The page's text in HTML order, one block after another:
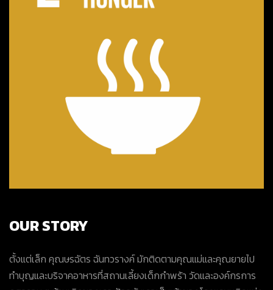
OUR STORY
ตั้งแต่เล็ก คุณษรฉัตร ฉันทวรางค์ มักติดตามคุณแม่และคุณยายไป
ทำบุญและบริจาคอาหารที่สถานเลี้ยงเด็กกำพร้า วัดและองค์กรการ